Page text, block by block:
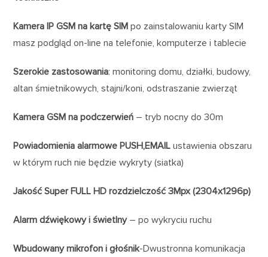
Kamera IP GSM na kartę SIM po zainstalowaniu karty SIM
masz podgląd on-line na telefonie, komputerze i tablecie
Szerokie zastosowania: monitoring domu, działki, budowy,
altan śmietnikowych, stajni/koni, odstraszanie zwierząt
Kamera GSM na podczerwień – tryb nocny do 30m
Powiadomienia alarmowe PUSH,EMAIL ustawienia obszaru
w którym ruch nie będzie wykryty (siatka)
Jakość Super FULL HD rozdzielczość 3Mpx (2304x1296p)
Alarm dźwiękowy i świetlny– po wykryciu ruchu
Wbudowany mikrofon i głośnik-Dwustronna komunikacja